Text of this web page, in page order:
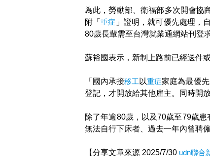
為此，勞動部、衛福部多次開會協
附「重症 」證明，就可優先處理，
80歲長輩需至台灣就業通網站刊登
蘇裕國表示，新制上路前已經送件
「國內承接移工 以重症家庭為最優
登記，才開放給其他雇主。同時開
除了年逾80歲，以及70歲至79歲患
無法自行下床者、過去一年內曾聘
【分享文章來源 2025/7/30 udn聯合